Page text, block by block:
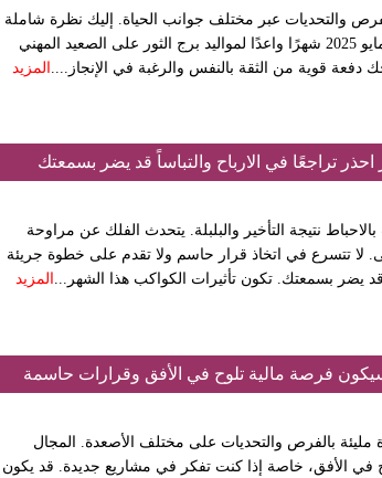
من الفرص والتحديات عبر مختلف جوانب الحياة. إليك نظرة شاملة
على أبرز التوقعات:​ الصعيد المهني والمالي يُعتبر مايو 2025 شهرًا واعدًا لمواليد برج الثور على الصعيد المهني
قوية من الثقة بالنفس والرغبة في الإنجاز.... المزيد
احذر تراجعًا في الارباح والتباساً قد يضر بسمعتك
نتيجة التأخير والبلبلة. يتحدث الفلك عن مراوحة
وتعم الفوضى. لا تتسرع في اتخاذ قرار حاسم ولا تقدم على خطوة جريئة
قد يضر بسمعتك. تكون تأثيرات الكواكب هذا الشهر... المزيد
فرصة مالية تلوح في الأفق وقرارات حاسمة
الثور فترة مليئة بالفرص والتحديات على مختلف الأصعدة. المجال
في الأفق، خاصة إذا كنت تفكر في مشاريع جديدة. قد يكون